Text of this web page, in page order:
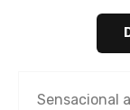
Sensacional